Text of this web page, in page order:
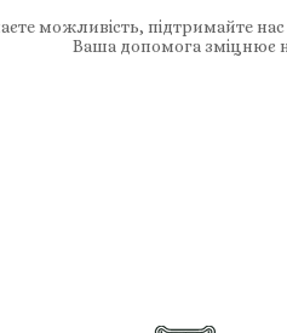
можливість, підтримайте
Ваша допомога зміцнює